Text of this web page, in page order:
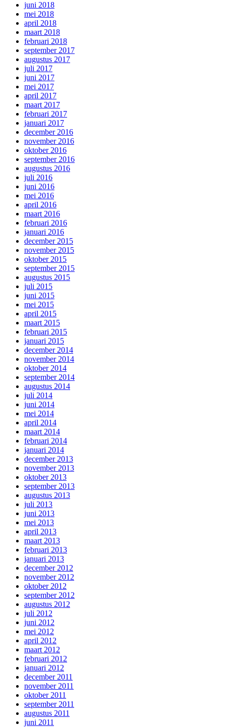
juni 2018
mei 2018
april 2018
maart 2018
februari 2018
september 2017
augustus 2017
juli 2017
juni 2017
mei 2017
april 2017
maart 2017
februari 2017
januari 2017
december 2016
november 2016
oktober 2016
september 2016
augustus 2016
juli 2016
juni 2016
mei 2016
april 2016
maart 2016
februari 2016
januari 2016
december 2015
november 2015
oktober 2015
september 2015
augustus 2015
juli 2015
juni 2015
mei 2015
april 2015
maart 2015
februari 2015
januari 2015
december 2014
november 2014
oktober 2014
september 2014
augustus 2014
juli 2014
juni 2014
mei 2014
april 2014
maart 2014
februari 2014
januari 2014
december 2013
november 2013
oktober 2013
september 2013
augustus 2013
juli 2013
juni 2013
mei 2013
april 2013
maart 2013
februari 2013
januari 2013
december 2012
november 2012
oktober 2012
september 2012
augustus 2012
juli 2012
juni 2012
mei 2012
april 2012
maart 2012
februari 2012
januari 2012
december 2011
november 2011
oktober 2011
september 2011
augustus 2011
juni 2011